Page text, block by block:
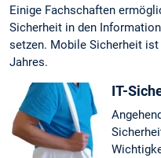
Einige Fachschaften
Sicherheit in den
setzen. Mobile Sicherheit
Jahres.
IT-